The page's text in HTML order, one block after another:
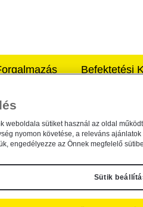
Befektetési
ALAPKEZELŐ
Alapkezelő
weboldala sütiket használ az oldal
nyomon követése, a releváns
engedélyezze az Önnek megfelelő
Sütik